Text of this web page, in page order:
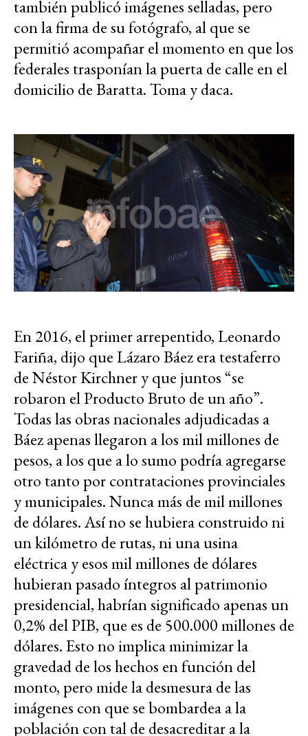
también publicó imágenes selladas, pero
con la firma de su fotógrafo, al que se
permitió acompañar el momento en que los
federales trasponían la puerta de calle en el
domicilio de Baratta. Toma y daca.
En 2016, el primer arrepentido, Leonardo
Fariña, dijo que Lázaro Báez era testaferro
de Néstor Kirchner y que juntos “se
robaron el Producto Bruto de un año”.
Todas las obras nacionales adjudicadas a
Báez apenas llegaron a los mil millones de
pesos, a los que a lo sumo podría agregarse
otro tanto por contrataciones provinciales
y municipales. Nunca más de mil millones
de dólares. Así no se hubiera construido ni
un kilómetro de rutas, ni una usina
eléctrica y esos mil millones de dólares
hubieran pasado íntegros al patrimonio
presidencial, habrían significado apenas un
0,2% del PIB, que es de 500.000 millones de
dólares. Esto no implica minimizar la
gravedad de los hechos en función del
monto, pero mide la desmesura de las
imágenes con que se bombardea a la
población con tal de desacreditar a la